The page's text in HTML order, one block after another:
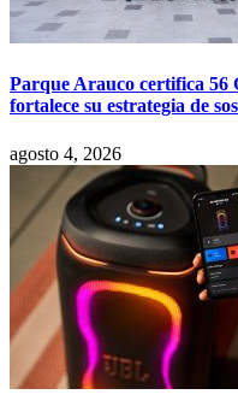
Parque Arauco certifica 56
fortalece su estrategia de
agosto 4, 2026